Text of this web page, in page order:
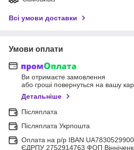
Всі умови доставки
Умови оплати
Ви отримаєте замовлення
або гроші повернуться на вашу
Детальніше
Післяплата
Післяплата Укрпошта
Оплата на р/р IBAN
ЄДРПУ 2752914763 ФОП